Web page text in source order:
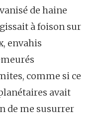
de haine
à foison sur
envahis
comme si ce
avait
de me susurrer